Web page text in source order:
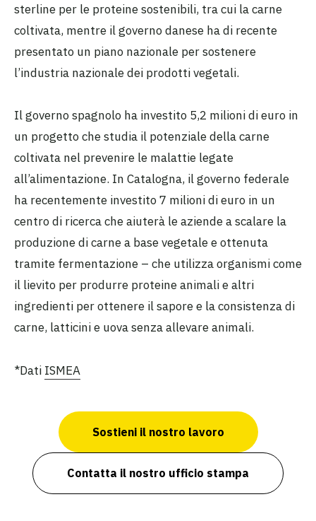
sterline per le proteine sostenibili, tra cui la carne
coltivata, mentre il governo danese ha di recente
presentato un piano nazionale per sostenere
l’industria nazionale dei prodotti vegetali.
Il governo spagnolo ha investito 5,2 milioni di euro in
un progetto che studia il potenziale della carne
coltivata nel prevenire le malattie legate
all’alimentazione. In Catalogna, il governo federale
ha recentemente investito 7 milioni di euro in un
centro di ricerca che aiuterà le aziende a scalare la
produzione di carne a base vegetale e ottenuta
tramite fermentazione – che utilizza organismi come
il lievito per produrre proteine animali e altri
ingredienti per ottenere il sapore e la consistenza di
carne, latticini e uova senza allevare animali.
*Dati ISMEA
Sostieni il nostro lavoro
Contatta il nostro ufficio stampa